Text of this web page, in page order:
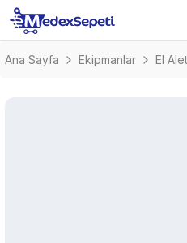
Ana Sayfa Ekipmanlar El